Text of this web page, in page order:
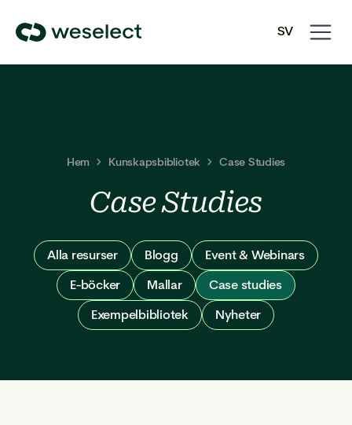
Select
EN
SV
Open
Close
Hem Kunskapsbibliotek Case Studies
Case Studies
Alla resurser Blogg
Event & Webinars
E-böcker
Mallar
Case studies
Exempelbibliotek
Nyheter